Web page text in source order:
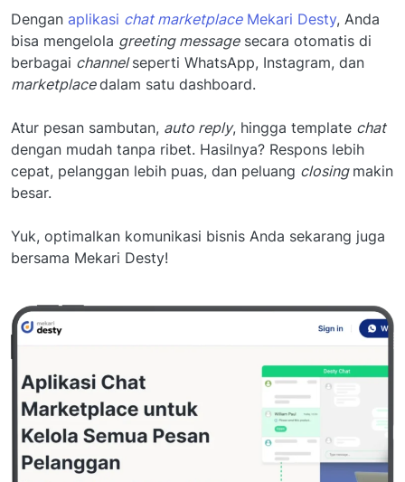
Dengan aplikasi chat marketplaceMekari Desty, Anda
bisa mengelola greeting messagesecara otomatis di
berbagai channelseperti WhatsApp, Instagram, dan
marketplacedalam satu dashboard.
Atur pesan sambutan, auto reply, hingga template chat
dengan mudah tanpa ribet. Hasilnya? Respons lebih
cepat, pelanggan lebih puas, dan peluang closing makin
besar.
Yuk, optimalkan komunikasi bisnis Anda sekarang juga
bersama Mekari Desty!